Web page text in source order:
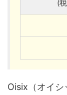
(
Oisix（オイシ